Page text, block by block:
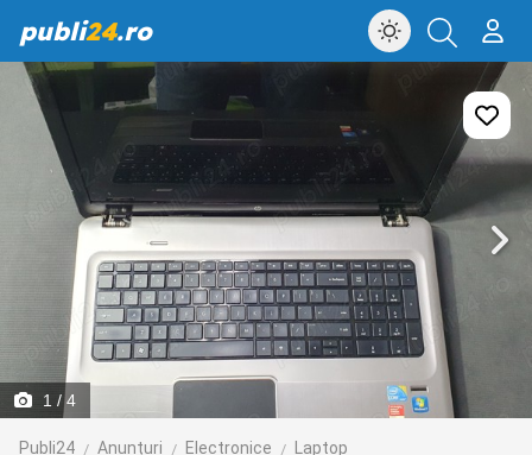
publi24.ro
1 / 4
Publi24 Anunțuri Electronice Laptop